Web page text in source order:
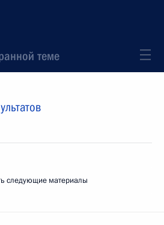
теме
следующие материалы